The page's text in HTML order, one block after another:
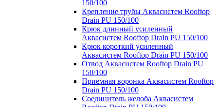
150/100
Крепление трубы Аквасистем Rooftop
Drain PU 150/100
Крюк длинный усиленный
Аквасистем Rooftop Drain PU 150/100
Крюк короткий усиленный
Аквасистем Rooftop Drain PU 150/100
Отвод Аквасистем Rooftop Drain PU
150/100
Приемная воронка Аквасистем Rooftop
Drain PU 150/100
Соединитель желоба Аквасистем